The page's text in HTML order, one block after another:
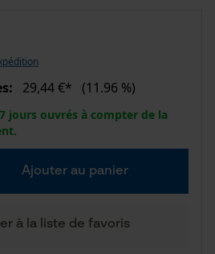
29,44 €* (11.96 %)
jours ouvrés à compter de la
Ajouter au panier
à la liste de favoris